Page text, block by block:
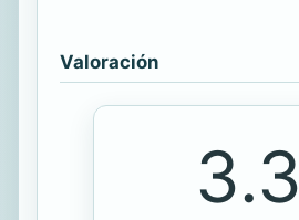
Valoración
3.3